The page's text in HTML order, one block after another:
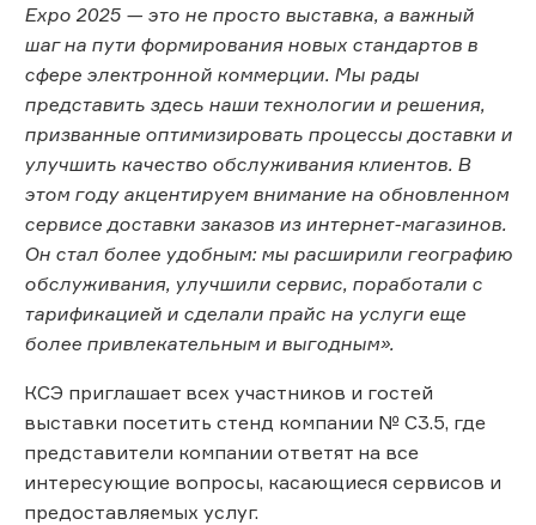
Expo 2025 — это не просто выставка, а важный
шаг на пути формирования новых стандартов в
сфере электронной коммерции. Мы рады
представить здесь наши технологии и решения,
призванные оптимизировать процессы доставки и
улучшить качество обслуживания клиентов. В
этом году акцентируем внимание на обновленном
сервисе доставки заказов из интернет-магазинов.
Он стал более удобным: мы расширили географию
обслуживания, улучшили сервис, поработали с
тарификацией и сделали прайс на услуги еще
более привлекательным и выгодным».
КСЭ приглашает всех участников и гостей
выставки посетить стенд компании № С3.5, где
представители компании ответят на все
интересующие вопросы, касающиеся сервисов и
предоставляемых услуг.